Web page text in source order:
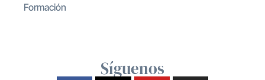
Formación
Síguenos